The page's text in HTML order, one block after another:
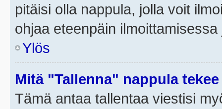
pitäisi olla nappula, jolla voit
ohjaa eteenpäin
Ylös
Mitä "Tallenna" nappula
Tämä antaa tallentaa viestisi